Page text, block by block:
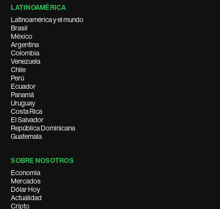
LATINOAMÉRICA
Latinoamérica y el mundo
Brasil
México
Argentina
Colombia
Venezuela
Chile
Perú
Ecuador
Panamá
Uruguay
Costa Rica
El Salvador
República Dominicana
Guatemala
SOBRE NOSOTROS
Economía
Mercados
Dólar Hoy
Actualidad
Cripto